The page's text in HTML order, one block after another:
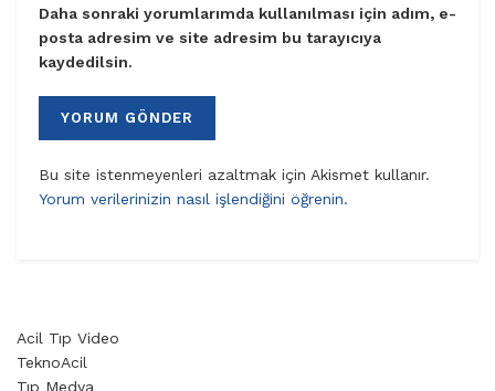
Daha sonraki yorumlarımda kullanılması için adım, e-
posta adresim ve site adresim bu tarayıcıya
kaydedilsin.
Bu site istenmeyenleri azaltmak için Akismet kullanır.
Yorum verilerinizin nasıl işlendiğini öğrenin.
Acil Tıp Video
TeknoAcil
Tıp Medya